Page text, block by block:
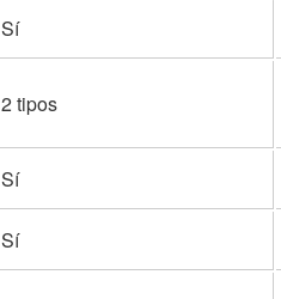
Sí
2 tipos
Sí
Sí